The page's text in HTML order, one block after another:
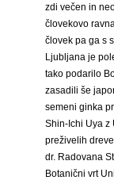
zdi večen in
človekovo
človek pa ga s
Ljubljana je
tako podarilo
zasadili še
semeni ginka
Shin-Ichi Uya z
preživelih
dr. Radovana
Botanični vrt